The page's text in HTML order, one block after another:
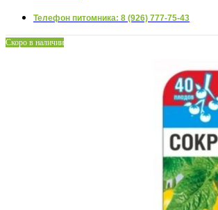
Телефон питомника: 8 (926) 777-75-43
Скоро в наличии